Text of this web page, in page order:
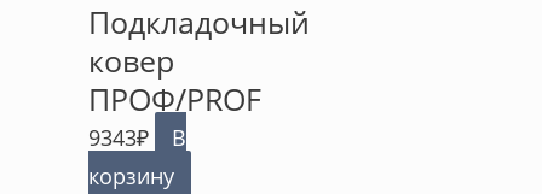
Подкладочный
ковер
ПРОФ/PROF
9343₽
В
корзину